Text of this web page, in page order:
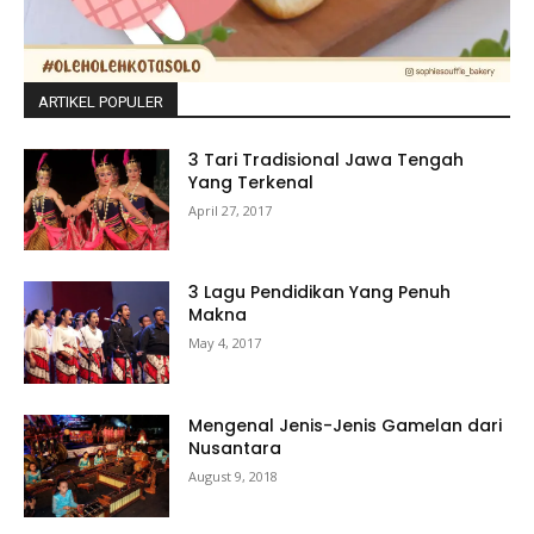
ARTIKEL POPULER
3 Tari Tradisional Jawa Tengah
Yang Terkenal
April 27, 2017
3 Lagu Pendidikan Yang Penuh
Makna
May 4, 2017
Mengenal Jenis-Jenis Gamelan dari
Nusantara
August 9, 2018